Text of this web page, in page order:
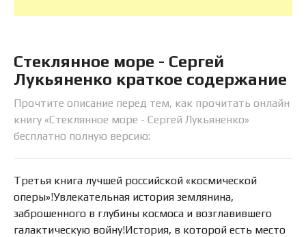
Стеклянное море - Сергей
Лукьяненко краткое содержание
Прочтите описание перед тем, как прочитать онлайн
книгу «Стеклянное море - Сергей Лукьяненко»
бесплатно полную версию:
Третья книга лучшей российской «космической
оперы»!Увлекательная история землянина,
заброшенного в глубины космоса и возглавившего
галактическую войну!История, в которой есть место